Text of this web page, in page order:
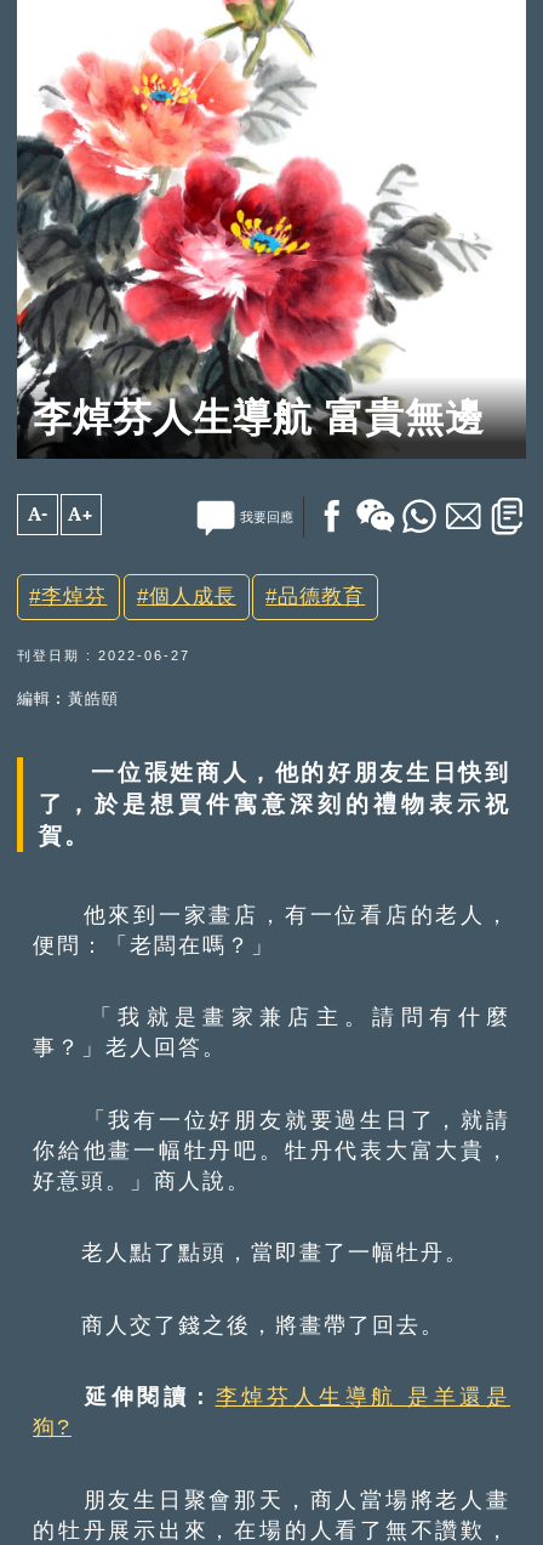
李焯芬人生導航 富貴無邊
A- A+ 我要回應
李焯芬 個人成長 品德教育
刊登日期 : 2022-06-27
編輯︰黃皓頤
一位張姓商人，他的好朋友生日快到
了，於是想買件寓意深刻的禮物表示祝
賀。
他來到一家畫店，有一位看店的老人，
便問：「老闆在嗎？」
「我就是畫家兼店主。請問有什麼
事？」老人回答。
「我有一位好朋友就要過生日了，就請
你給他畫一幅牡丹吧。牡丹代表大富大貴，
好意頭。」商人說。
老人點了點頭，當即畫了一幅牡丹。
商人交了錢之後，將畫帶了回去。
延伸閱讀： 李焯芬人生導航 是羊還是
狗?
朋友生日聚會那天，商人當場將老人畫
的牡丹展示出來，在場的人看了無不讚歎，